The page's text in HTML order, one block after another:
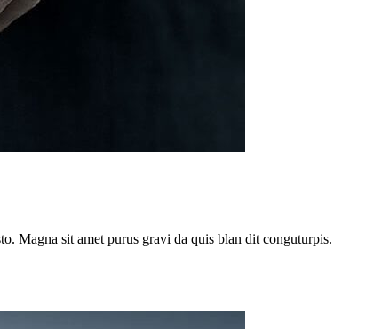
Magna sit amet purus gravi da quis blan dit conguturpis.